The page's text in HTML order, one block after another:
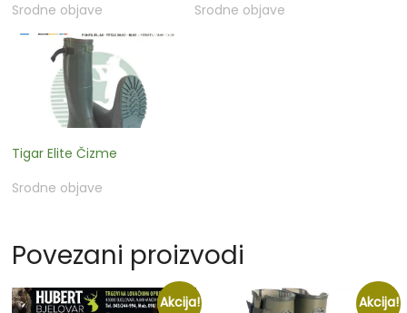
Srodne objave
Srodne objave
Tigar Elite Čizme
Srodne objave
Povezani proizvodi
Akcija! Akcija!